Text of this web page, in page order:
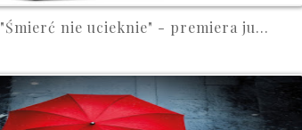
"Śmierć nie ucieknie" - premiera ju...